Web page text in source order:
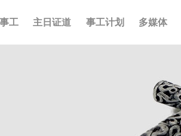
工 主日证道 事工计划 多媒体